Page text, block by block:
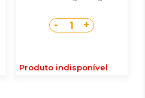
- 1 +
Produto indisponível